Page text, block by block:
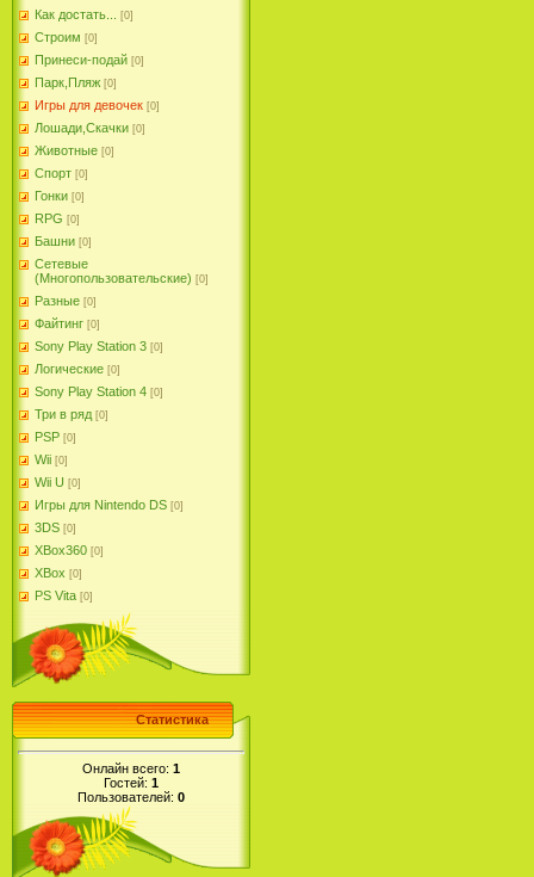
Как достать... [0]
Строим [0]
Принеси-подай [0]
Парк,Пляж [0]
Игры для девочек [0]
Лошади,Скачки [0]
Животные [0]
Спорт [0]
Гонки [0]
RPG [0]
Башни [0]
Сетевые
(Многопользовательские) [0]
Разные [0]
Файтинг [0]
Sony Play Station 3 [0]
Логические [0]
Sony Play Station 4 [0]
Три в ряд [0]
PSP [0]
Wii [0]
Wii U [0]
Игры для Nintendo DS [0]
3DS [0]
XBox360 [0]
XBox [0]
PS Vita [0]
Статистика
Онлайн всего: 1
Гостей: 1
Пользователей: 0